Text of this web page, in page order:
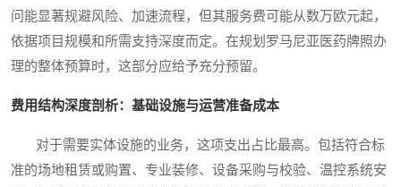
问能显著规避风险、加速流程，但其服务费可能从数万欧元起，
依据项目规模和所需支持深度而定。在规划罗马尼亚医药牌照办
理的整体预算时，这部分应给予充分预留。
费用结构深度剖析：基础设施与运营准备成本
对于需要实体设施的业务，这项支出占比最高。包括符合标
准的场地租赁或购置、专业装修、设备采购与校验、温控系统安